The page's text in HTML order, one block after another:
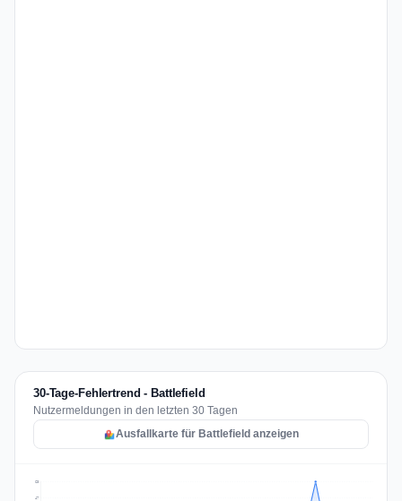
30-Tage-Fehlertrend - Battlefield
Nutzermeldungen in den letzten 30 Tagen
Ausfallkarte für Battlefield anzeigen
47
63